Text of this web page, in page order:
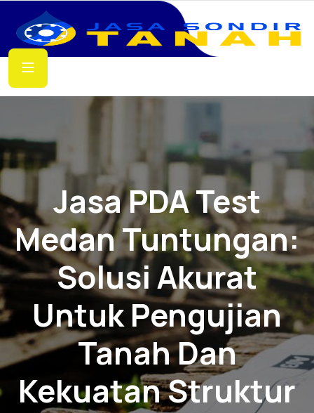
Jasa PDA Test
Medan Tuntungan:
Solusi Akurat
Untuk Pengujian
Tanah Dan
Kekuatan Struktur